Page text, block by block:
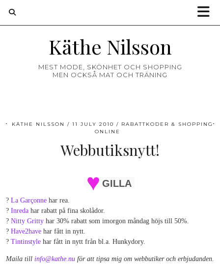
Käthe Nilsson
MEST MODE, SKÖNHET OCH SHOPPING
MEN OCKSÅ MAT OCH TRÄNING
KÄTHE NILSSON 11 JULY 2010
RABATTKODER & SHOPPING
ONLINE
Webbutiksnytt!
GILLA
? La Garçonne har rea.
? Inreda har rabatt på fina skolådor.
? Nitty Gritty har 30% rabatt som imorgon måndag höjs till 50%.
? Have2have har fått in nytt.
? Tintinstyle har fått in nytt från bl.a. Hunkydory.
Maila till info@kathe.nu för att tipsa mig om webbutiker och erbjudanden.